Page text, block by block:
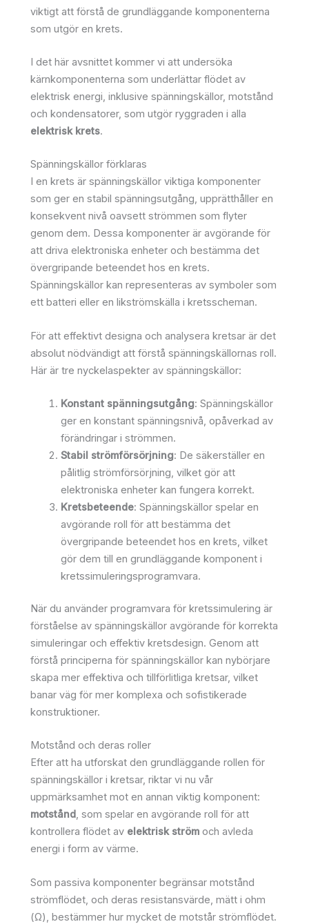
viktigt att förstå de grundläggande komponenterna
som utgör en krets.
I det här avsnittet kommer vi att undersöka
kärnkomponenterna som underlättar flödet av
elektrisk energi, inklusive spänningskällor, motstånd
och kondensatorer, som utgör ryggraden i alla
elektrisk krets.
Spänningskällor förklaras
I en krets är spänningskällor viktiga komponenter
som ger en stabil spänningsutgång, upprätthåller en
konsekvent nivå oavsett strömmen som flyter
genom dem. Dessa komponenter är avgörande för
att driva elektroniska enheter och bestämma det
övergripande beteendet hos en krets.
Spänningskällor kan representeras av symboler som
ett batteri eller en likströmskälla i kretsscheman.
För att effektivt designa och analysera kretsar är det
absolut nödvändigt att förstå spänningskällornas roll.
Här är tre nyckelaspekter av spänningskällor:
Konstant spänningsutgång: Spänningskällor
ger en konstant spänningsnivå, opåverkad av
förändringar i strömmen.
Stabil strömförsörjning: De säkerställer en
pålitlig strömförsörjning, vilket gör att
elektroniska enheter kan fungera korrekt.
Kretsbeteende: Spänningskällor spelar en
avgörande roll för att bestämma det
övergripande beteendet hos en krets, vilket
gör dem till en grundläggande komponent i
kretssimuleringsprogramvara.
När du använder programvara för kretssimulering är
förståelse av spänningskällor avgörande för korrekta
simuleringar och effektiv kretsdesign. Genom att
förstå principerna för spänningskällor kan nybörjare
skapa mer effektiva och tillförlitliga kretsar, vilket
banar väg för mer komplexa och sofistikerade
konstruktioner.
Motstånd och deras roller
Efter att ha utforskat den grundläggande rollen för
spänningskällor i kretsar, riktar vi nu vår
uppmärksamhet mot en annan viktig komponent:
motstånd, som spelar en avgörande roll för att
kontrollera flödet av elektrisk ström och avleda
energi i form av värme.
Som passiva komponenter begränsar motstånd
strömflödet, och deras resistansvärde, mätt i ohm
(Ω), bestämmer hur mycket de motstår strömflödet.